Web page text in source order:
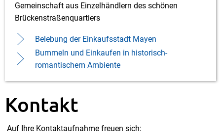
Gemeinschaft aus Einzelhändlern des schönen
Brückenstraßenquartiers
Belebung der Einkaufsstadt Mayen
Bummeln und Einkaufen in historisch-
romantischem Ambiente
Kontakt
Auf Ihre Kontaktaufnahme freuen sich: